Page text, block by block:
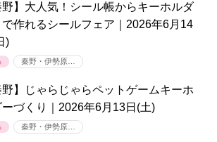
野】大人気！シール帳からキーホルダ
で作れるシールフェア｜2026年6月14
)
秦野・伊勢原…
野】じゃらじゃらペットゲームキーホ
ーづくり｜2026年6月13日(土)
秦野・伊勢原…